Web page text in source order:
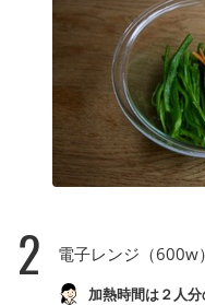
2 電子レンジ（600w
加熱時間は２人分